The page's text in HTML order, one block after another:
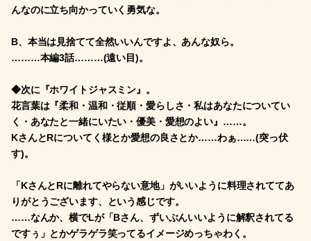
んなのに立ち向かっていく勇気な。
B、本当は見捨てて全然いいんですよ、あんな奴ら。
………本編3話………(遠い目)。
◆次に『ホワイトジャスミン』。
花言葉は『柔和・温和・従順・愛らしさ・私はあなたについてい
く・あなたと一緒にいたい・優美・愛想のよい』……。
KさんとRについてく様とか愛想の良さとか……わぁ……(突っ伏
す)。
「KさんとRに離れてやらない意地」がいいように料理されててあ
りがとうございます、という感じです。
……なんか、横でLが「Bさん、ずいぶんいいように解釈されてる
ですぅ」とかゲラゲラ笑ってるイメージめっちゃわく。